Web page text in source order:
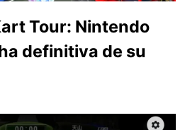
Tour: Nintendo
definitiva de su